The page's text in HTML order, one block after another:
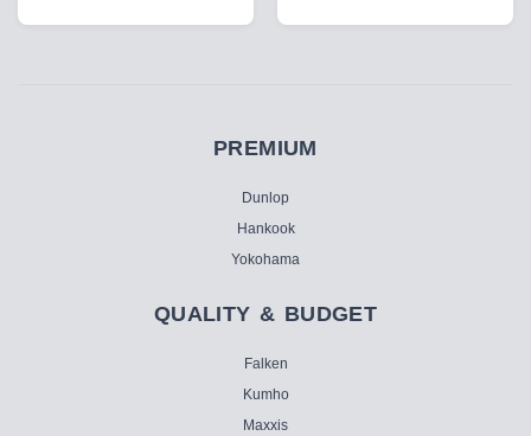
PREMIUM
Dunlop
Hankook
Yokohama
QUALITY & BUDGET
Falken
Kumho
Maxxis